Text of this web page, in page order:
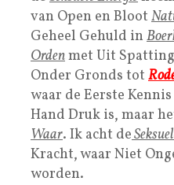
van Open en Bloot
Geheel Gehuld in
Ordenmet Uit
Onder Gronds tot R
waar de Eerste
Hand Druk is, maar
Waar. Ik acht de
Kracht, waar Niet
worden.